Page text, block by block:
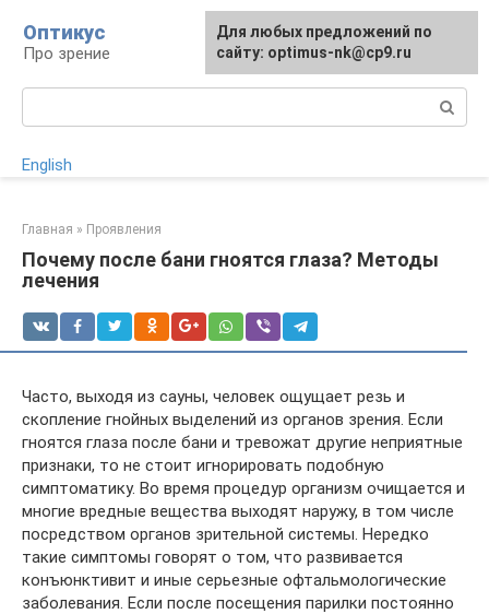
контенту
Оптикус
Про зрение
English
Главная » Проявления
Почему после бани гноятся глаза? Методы
лечения
Часто, выходя из сауны, человек ощущает резь и
скопление гнойных выделений из органов зрения. Если
гноятся глаза после бани и тревожат другие неприятные
признаки, то не стоит игнорировать подобную
симптоматику. Во время процедур организм очищается и
многие вредные вещества выходят наружу, в том числе
посредством органов зрительной системы. Нередко
такие симптомы говорят о том, что развивается
конъюнктивит и иные серьезные офтальмологические
заболевания. Если после посещения парилки постоянно
Для любых предложений по
сайту: optimus-nk@cp9.ru